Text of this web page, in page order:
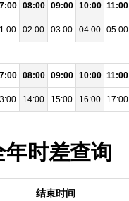
08:00 09:00 10:00 11:00
02:00 03:00 04:00 05:00
08:00 09:00 10:00 11:00
14:00 15:00 16:00 17:00
时差查询
结束时间